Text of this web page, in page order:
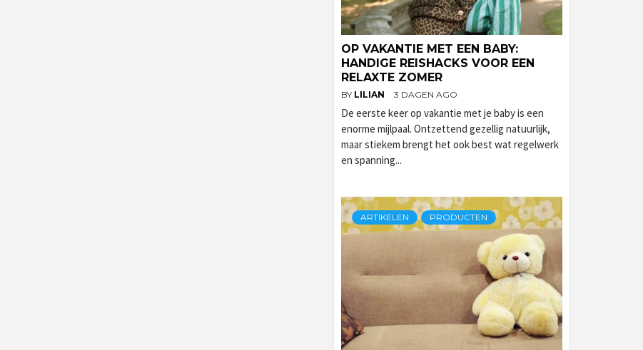
OP VAKANTIE MET EEN BABY:
HANDIGE REISHACKS VOOR EEN
RELAXTE ZOMER
BY LILIAN 3 DAGEN AGO
De eerste keer op vakantie met je baby is een
enorme mijlpaal. Ontzettend gezellig natuurlijk,
maar stiekem brengt het ook best wat regelwerk
en spanning...
ARTIKELEN PRODUCTEN